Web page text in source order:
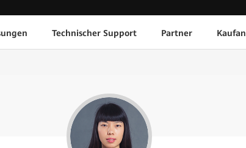
Technischer Support Partner